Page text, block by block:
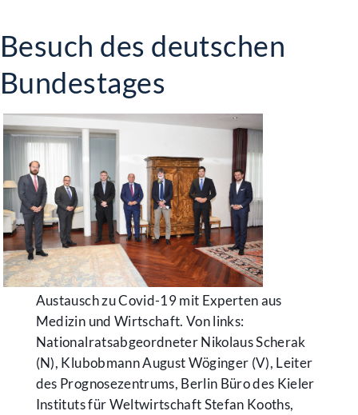
Besuch des deutschen
Bundestages
Austausch zu Covid-19 mit Experten aus
Medizin und Wirtschaft. Von links:
Nationalratsabgeordneter Nikolaus Scherak
(N), Klubobmann August Wöginger (V), Leiter
des Prognosezentrums, Berlin Büro des Kieler
Instituts für Weltwirtschaft Stefan Kooths,